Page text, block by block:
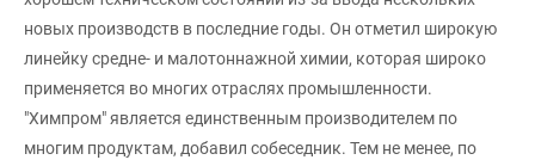
новых производств в последние годы. Он отметил широкую
линейку средне- и малотоннажной химии, которая широко
применяется во многих отраслях промышленности.
"Химпром" является единственным производителем по
многим продуктам, добавил собеседник. Тем не менее, по